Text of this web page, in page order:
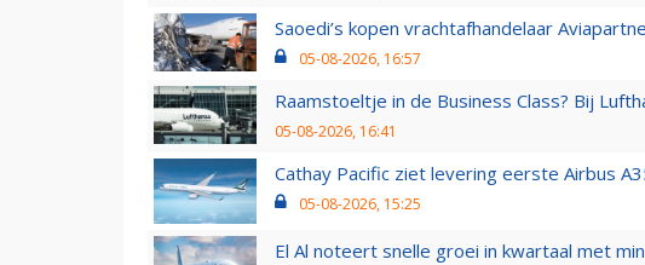
Saoedi’s kopen vrachtafhandelaar
05-08-2026, 16:57
Raamstoeltje in de Business Class? Bij
05-08-2026, 16:41
Cathay Pacific ziet levering eerste Airbus
05-08-2026, 15:25
El Al noteert snelle groei in kwartaal met